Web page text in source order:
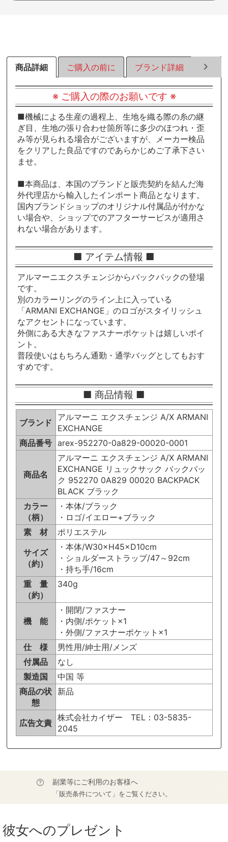
商品詳細 ご購入の前に ブランド詳細 ラッ
※ ご購入の際のお願いです ※
■機械による生産の過程上、生地を織る際の糸の継
ぎ目、生地の張り合わせ箇所等に多少のほつれ・歪
み等が見られる場合がございますが、メーカー検品
をクリアした良品ですのであらかじめご了承下さい
ませ。
■本商品は、本国のブランドと販売契約を結んだ海
外代理店から輸入したインポート商品となります。
国内ブランドショップのオリジナル付属品が付かな
い場合や、ショップでのアフターサービスが適用さ
れない場合があります。
■ アイテム情報 ■
アルマーニエクスチェンジからバックパックの登場
です。
別のカラーリングのライン上に入っている
「ARMANI EXCHANGE」のロゴがスタイリッシュ
なアクセントになっています。
外側にある大きなファスナーポケットは嬉しいポイ
ント。
普段使いはもちろん通勤・通学バッグとしてもおす
すめです。
■ 商品情報 ■
ブランド
アルマーニ エクスチェンジ A/X ARMANI
EXCHANGE
商品番号 arex-952270-0a829-00020-0001
商品名
アルマーニ エクスチェンジ A/X ARMANI
EXCHANGE リュックサック バックパッ
ク 952270 0A829 00020 BACKPACK
BLACK ブラック
カラー
（柄）
・本体/ブラック
・ロゴ/イエロー+ブラック
素 材
ポリエステル
サイズ
（約）
・本体/W30×H45×D10cm
・ショルダーストラップ/47～92cm
・持ち手/16cm
重 量
（約）
340g
機 能
・開閉/ファスナー
・内側/ポケット×1
・外側/ファスナーポケット×1
仕 様
男性用/紳士用/メンズ
付属品
なし
製造国
中国 等
商品の状
態
新品
広告文責
株式会社カイザー TEL：03-5835-
2045
副業等にご利用のお客様へ
「販売条件について」をご覧ください。
彼女へのプレゼント